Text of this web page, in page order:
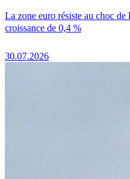
La zone euro résiste au choc
croissance de 0,4 %
30.07.2026